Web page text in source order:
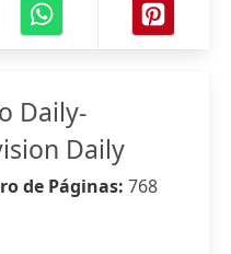
Daily-
Daily
de Páginas: 768